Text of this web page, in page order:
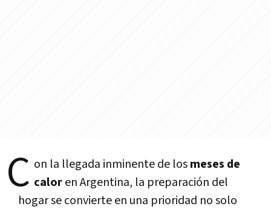
C on la llegada inminente de losmeses de
caloren Argentina, la preparación del
hogar se convierte en una prioridad no solo